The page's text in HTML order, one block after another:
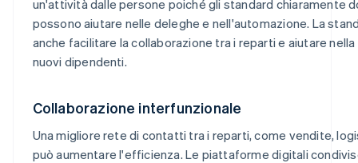
un'attività dalle persone poiché gli standard chiaramente
possono aiutare nelle deleghe e nell'automazione. La
anche facilitare la collaborazione tra i reparti e aiutare
nuovi dipendenti.
Collaborazione interfunzionale
Una migliore rete di contatti tra i reparti, come vendite,
può aumentare l'efficienza. Le piattaforme digitali